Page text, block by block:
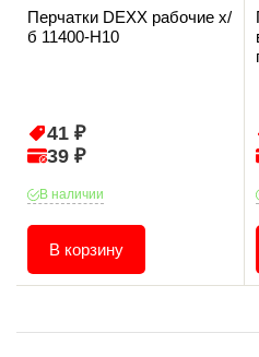
Перчатки DEXX рабочие х/
б 11400-Н10
41 ₽
39 ₽
В наличии
В корзину